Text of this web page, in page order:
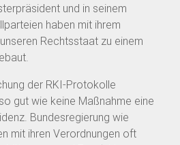
und in seinem
haben mit ihrem
Rechtsstaat zu einem
der RKI-Protokolle
gut wie keine Maßnahme eine
Bundesregierung wie
mit ihren Verordnungen oft